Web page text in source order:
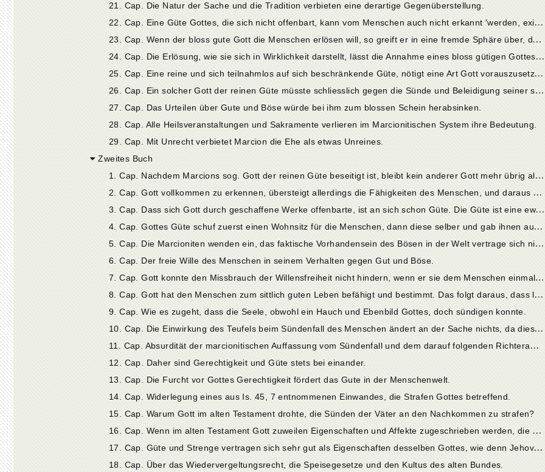
21. Cap. Die Natur der Sache und die Tradition verbieten eine derartige Gegenüberstellung.
2
2. Cap. Eine Güte Gottes, die sich nicht offenbart, kann vom Menschen auch nicht erkannt 'werden, existiert also für ihn nicht.
2
3. Cap. Wenn der bloss gute Gott die Menschen erlösen will, so greift er in eine fremde Sphäre über, da nach Marcions System die Menschen vom Demiurgen erschaffen sind.
2
4. Cap. Die Erlösung, wie sie sich in Wirklichkeit darstellt, lässt die Annahme eines bloss gütigen Gottes, der nicht auch gerecht ist, nicht zu.
2
5. Cap. Eine reine und sich teilnahmlos auf sich beschränkende Güte, nötigt eine Art Gott vorauszusetzen, wie der des Epikur. Ein solcher könnte aber auch das Erlösungswerk nicht unternehmen.
2
6. Cap. Ein solcher Gott der reinen Güte müsste schliesslich gegen die Sünde und Beleidigung seiner selbst gleichgültig sein, was unmöglich ist.
27. Cap. Das Urteilen über Gute und Böse würde bei ihm zum blossen Schein herabsinken.
28. Cap. Alle Heilsveranstaltungen und Sakramente verlieren im Marcionitischen System ihre Bedeutung.
29. Cap. Mit Unrecht verbietet Marcion die Ehe als etwas Unreines.
Zweites Buch
1
. Cap. Nachdem Marcions sog. Gott der reinen Güte beseitigt ist, bleibt kein anderer Gott mehr übrig als der Weltschöpfer, der nun ins Auge zu fassen ist.
2
. Cap. Gott vollkommen zu erkennen, übersteigt allerdings die Fähigkeiten des Menschen, und daraus sind die Schwierigkeiten und Unvollkommenheiten solcher Erörterungen wie die gegenwärtige zu erklären.
3
. Cap. Dass sich Gott durch geschaffene Werke offenbarte, ist an sich schon Güte. Die Güte ist eine ewige Eigenschaft Gottes.
4
. Cap. Gottes Güte schuf zuerst einen Wohnsitz für die Menschen, dann diese selber und gab ihnen aus Güte ein Gesetz.
5
. Cap. Die Marcioniten wenden ein, das faktische Vorhandensein des Bösen in der Welt vertrage sich nicht mit der Güte, dem Vorherwissen und der Allmacht Gottes.
6. Cap. Der freie Wille des Menschen in seinem Verhalten gegen Gut und Böse.
7
. Cap. Gott konnte den Missbrauch der Willensfreiheit nicht hindern, wenn er sie dem Menschen einmal verliehen hatte.
8
. Cap. Gott hat den Menschen zum sittlich guten Leben befähigt und bestimmt. Das folgt daraus, dass letzterer noch jetzt durch den Gebrauch seiner Willensfreiheit zu seinem Ziele gelangt.
9. Cap. Wie es zugeht, dass die Seele, obwohl ein Hauch und Ebenbild Gottes, doch sündigen konnte.
1
0. Cap. Die Einwirkung des Teufels beim Sündenfall des Menschen ändert an der Sache nichts, da dieser ebenfalls die Willensfreiheit besass, sondern sie gestattet Gott, seinen Erlösungsratschluss nur um so herrlicher zu entfalten.
1
1. Cap. Absurdität der marcionitischen Auffassung vom Sündenfall und dem darauf folgenden Richteramte Gottes. Gerechtigkeit ist eine Schutzwehr und notwendige Eigenschaft der Güte.
12. Cap. Daher sind Gerechtigkeit und Güte stets bei einander.
13. Cap. Die Furcht vor Gottes Gerechtigkeit fördert das Gute in der Menschenwelt.
14. Cap. Widerlegung eines aus Is. 45, 7 entnommenen Einwandes, die Strafen Gottes betreffend.
15. Cap. Warum Gott im alten Testament drohte, die Sünden der Väter an den Nachkommen zu strafen?
1
6. Cap. Wenn im alten Testament Gott zuweilen Eigenschaften und Affekte zugeschrieben werden, die der Mensch auch hat, so muss man nicht glauben, dass die mit diesen Eigenschaften verbundenenen Unvollkommenheiten, die sich beim Menschen finden, auch auf Gott zu übertragen seien. Sie sind den betreffenden Eigenschaften keineswegs wesentlich.
1
7. Cap. Güte und Strenge vertragen sich sehr gut als Eigenschaften desselben Gottes, wie denn Jehova der angeblich bloss gerechte Gott des alten Testamentes auch viele Beweise seiner Güte gegeben hat.
18. Cap. Über das Wiedervergeltungsrecht, die Speisegesetze und den Kultus des alten Bundes.